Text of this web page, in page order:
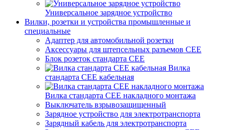
Универсальное зарядное устройство
Вилки, розетки и устройства промышленные и
специальные
Адаптер для автомобильной розетки
Аксессуары для штепсельных разъемов CEE
Блок розеток стандарта CEE
Вилка
стандарта CEE кабельная
Вилка стандарта CEE накладного монтажа
Выключатель взрывозащищенный
Зарядное устройство для электротранспорта
Зарядный кабель для электротранспорта